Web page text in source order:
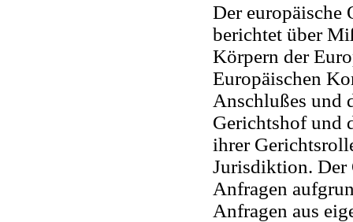
Der europäische
berichtet über
Körpern der
Europäischen
Anschlußes und
Gerichtshof und
ihrer
Jurisdiktion. Der
Anfragen
Anfragen aus